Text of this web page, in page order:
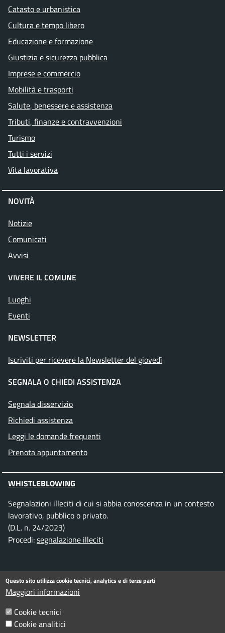
Catasto e urbanistica
Cultura e tempo libero
Educazione e formazione
Giustizia e sicurezza pubblica
Imprese e commercio
Mobilità e trasporti
Salute, benessere e assistenza
Tributi, finanze e contravvenzioni
Turismo
Tutti i servizi
Vita lavorativa
NOVITÀ
Notizie
Comunicati
Avvisi
VIVERE IL COMUNE
Luoghi
Eventi
NEWSLETTER
Iscriviti per ricevere la Newsletter del giovedì
SEGNALA O CHIEDI ASSISTENZA
Segnala disservizio
Richiedi assistenza
Leggi le domande frequenti
Prenota appuntamento
WHISTLEBLOWING
Segnalazioni illeciti di cui si abbia conoscenza in un contesto
lavorativo, pubblico o privato.
(D.L. n. 24/2023)
Procedi:segnalazione illeciti
SEGUICI SU
Facebook
Instagram
Telegram
TwitterWhatsApp
YouTube
Questo sito utilizza cookie tecnici, analytics e di terze parti
Maggiori informazioni
Cookie tecnici
Cookie analitici